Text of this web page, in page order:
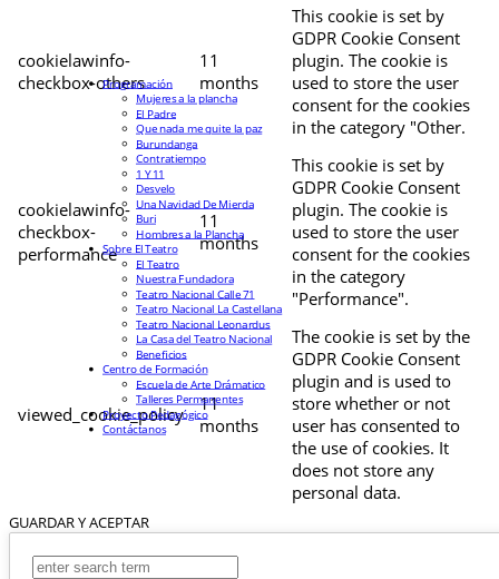
cookielawinfo-
checkbox-others
11
months
This cookie is set by
GDPR Cookie Consent
plugin. The cookie is
used to store the user
consent for the cookies
in the category "Other.
cookielawinfo-
checkbox-
performance
11
months
This cookie is set by
GDPR Cookie Consent
plugin. The cookie is
used to store the user
consent for the cookies
in the category
"Performance".
viewed_cookie_policy
11
months
The cookie is set by the
GDPR Cookie Consent
plugin and is used to
store whether or not
user has consented to
the use of cookies. It
does not store any
personal data.
GUARDAR Y ACEPTAR
Programación
Mujeres a la plancha
El Padre
Que nada me quite la paz
Burundanga
Contratiempo
1 Y 11
Desvelo
Una Navidad De Mierda
Buri
Hombres a la Plancha
Sobre El Teatro
El Teatro
Nuestra Fundadora
Teatro Nacional Calle 71
Teatro Nacional La Castellana
Teatro Nacional Leonardus
La Casa del Teatro Nacional
Beneficios
Centro de Formación
Escuela de Arte Drámatico
Talleres Permanentes
Proyecto Pedagógico
Contáctanos